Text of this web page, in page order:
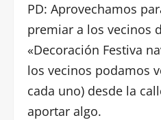
PD: Aprovechamos
premiar a los vecinos
«Decoración Festiva
los vecinos podamos
cada uno) desde la
aportar algo.